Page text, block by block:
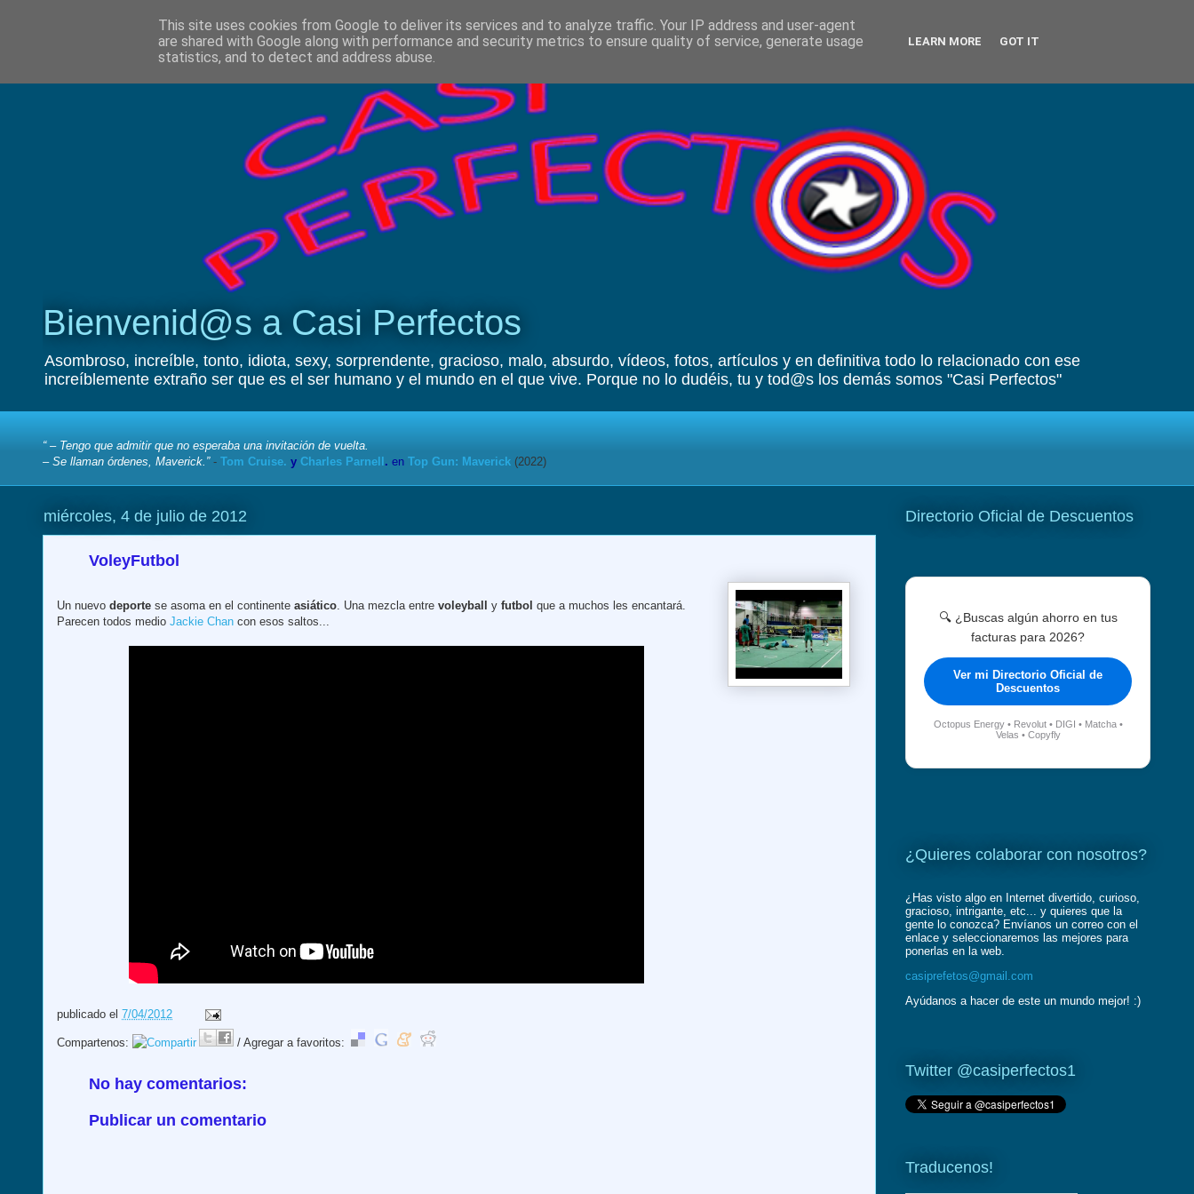
Bienvenid@s a Casi Perfectos
Asombroso, increíble, tonto, idiota, sexy, sorprendente, gracioso, malo, absurdo, vídeos, fotos, artículos y en definitiva todo lo relacionado con ese
increíblemente extraño ser que es el ser humano y el mundo en el que vive. Porque no lo dudéis, tu y tod@s los demás somos "Casi Perfectos"
“ – Tengo que admitir que no esperaba una invitación de vuelta.
– Se llaman órdenes, Maverick.”- Tom Cruise. y Charles Parnell . en Top Gun: Maverick (2022)
miércoles, 4 de julio de 2012
VoleyFutbol
Un nuevo deporte se asoma en el continente asiático. Una mezcla entre voleyball y futbol que a muchos les encantará.
Parecen todos medio Jackie Chan con esos saltos...
publicado el 7/04/2012
Compartenos: / Agregar a favoritos:
No hay comentarios:
Publicar un comentario
Directorio Oficial de Descuentos
🔍 ¿Buscas algún ahorro en tus
facturas para 2026?
Ver mi Directorio Oficial de
Descuentos
Octopus Energy • Revolut • DIGI • Matcha •
Velas • Copyfly
¿Quieres colaborar con nosotros?
¿Has visto algo en Internet divertido, curioso,
gracioso, intrigante, etc... y quieres que la
gente lo conozca? Envíanos un correo con el
enlace y seleccionaremos las mejores para
ponerlas en la web.
casiprefetos@gmail.com
Ayúdanos a hacer de este un mundo mejor! :)
Twitter @casiperfectos1
Traducenos!
This site uses cookies from Google to deliver its services and to analyze traffic. Your IP address and user-agent
are shared with Google along with performance and security metrics to ensure quality of service, generate usage
statistics, and to detect and address abuse.
LEARN MORE GOT IT